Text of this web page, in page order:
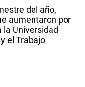
del año,
aumentaron por
la Universidad
el Trabajo